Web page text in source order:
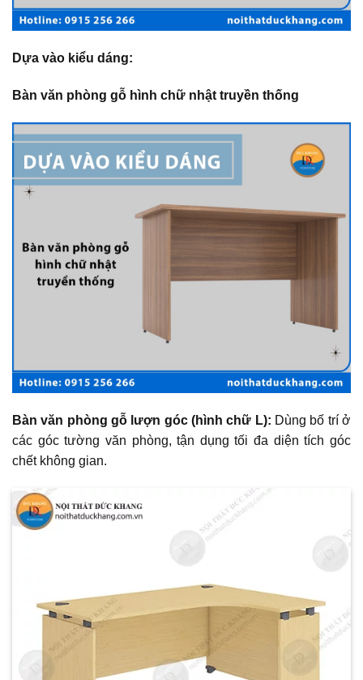
Dựa vào kiểu dáng:
Bàn văn phòng gỗ hình chữ nhật truyền thống
Bàn văn phòng gỗ lượn góc (hình chữ L): Dùng bố trí ở
các góc tường văn phòng, tận dụng tối đa diện tích góc
chết không gian.